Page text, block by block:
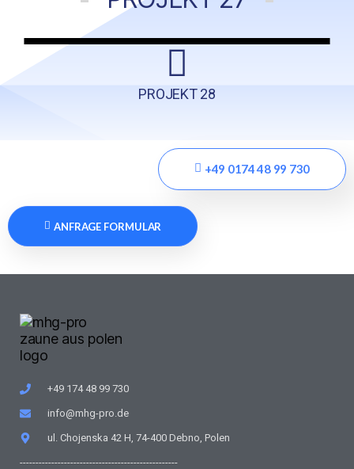
PROJEKT 28
+49 0174 48 99 730
ANFRAGE FORMULAR
+49 174 48 99 730
info@mhg-pro.de
ul. Chojenska 42 H, 74-400 Debno, Polen
--------------------------------------------------